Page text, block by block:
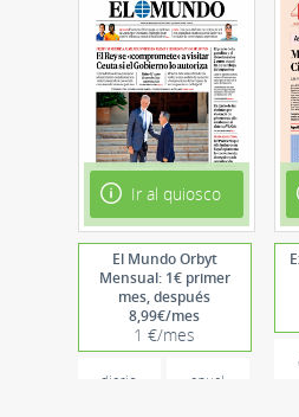
Ir al quiosco
El Mundo Orbyt
Mensual: 1€ primer
mes, después
8,99€/mes
1 €/mes
diario anual